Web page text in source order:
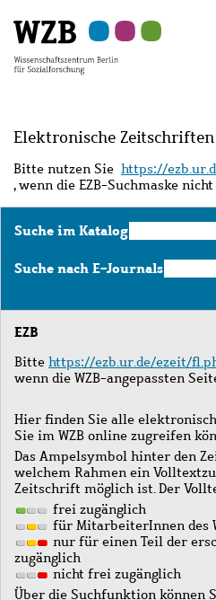
Hauptinhalt
springen
Navigation
springen
Suche
springen
Sekundärnavigation
springen
Fußzeile
springen
Elektronische Zeitschriften
Bitte nutzen Sie https://
, wenn die EZB-Suchmaske
Suche im KatalogSuche
im
Katalog
Suche nach E-JournalsSuche
nach
Journals
EZB
Bitte https://ezb.ur.de/ezeit/
wenn die WZB-angepassten
Hier finden Sie alle
Sie im WZB online zugreifen
Das Ampelsymbol hinter den
welchem Rahmen ein
Zeitschrift möglich ist. Der
frei zugänglich
für MitarbeiterInnen des
nur für einen Teil der
zugänglich
nicht frei zugänglich
Über die Suchfunktion können